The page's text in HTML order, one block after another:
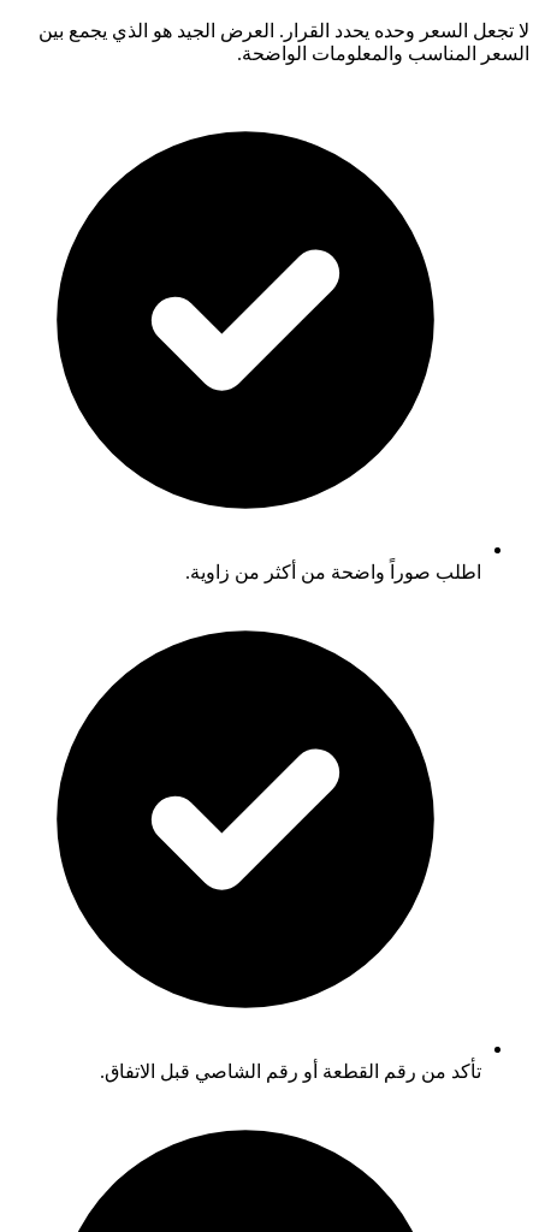
لا تجعل السعر وحده يحدد القرار. العرض الجيد هو الذي يجمع بين
السعر المناسب والمعلومات الواضحة.
اطلب صوراً واضحة من أكثر من زاوية.
تأكد من رقم القطعة أو رقم الشاصي قبل الاتفاق.